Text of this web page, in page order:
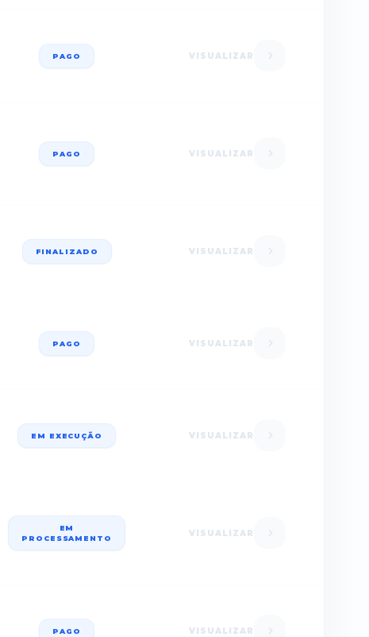
PAGO VISUALIZAR
PAGO VISUALIZAR
FINALIZADO VISUALIZAR
PAGO VISUALIZAR
EM EXECUÇÃO VISUALIZAR
EM
PROCESSAMENTO
VISUALIZAR
PAGO VISUALIZAR